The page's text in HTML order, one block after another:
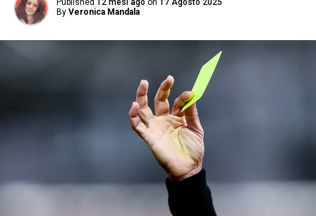
Published 12 mesi ago on 17 Agosto 2025
By Veronica Mandala